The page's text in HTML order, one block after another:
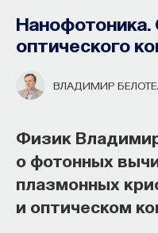
Нанофотоника.
оптического
ВЛАДИМИР
Физик
о фотонных
плазмонных
и оптическом
образования и
«Мыслить как
Зачем
горизонт
ИИ меняет саму
мышления и